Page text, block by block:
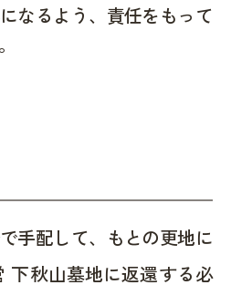
なるよう、責任をもって
手配して、もとの更地に
下秋山墓地に返還する必